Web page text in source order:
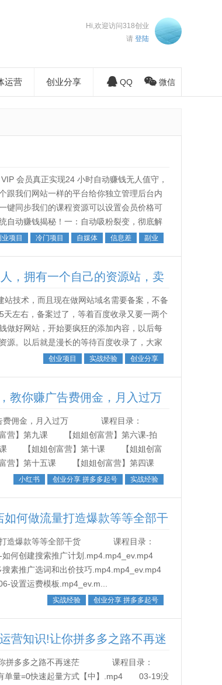
Hi,欢迎访问318创业
请 登陆
运营 创业分享 QQ 微信
会员真正实现24 小时自动赚钱无人值守，
跟我们网站一样的平台给你独立管理后台内
键同步我们的课程资源可以设置会员价格可
自动赚钱揭秘！一：自动吸粉裂变，彻底解
准流量，系统可以设...
业项目 冷门项目 自媒体 信息差 副业
，拥有一个自己的资源站，卖
技术，而且现在做网站域名需要备案，不备
左右，备案过了，等着百度收录又要一两个
做好网站，开始要疯狂的添加内容，以后每
源。以后就是漫长的等待百度收录了，大家
两年了收录也就几十...
创业项目 实战经验 创业分享
教你赚广告费佣金，月入过万
广告费佣金，月入过万 课程目录：
】第九课 【姐姐创富营】第六课-拍
【姐姐创富营】第十课 【姐姐创富
营】第十五课 【姐姐创富营】第四课
创富营】林风师兄直播 ...
小红书 创业分享 拼多多起号 实战经验
何做流量打造爆款等等全部干
打造爆款等等全部干货 课程目录：
何创建搜索推广计划.mp4.mp4_ev.mp4
素推广选词和出价技巧.mp4.mp4_ev.mp4
置运费模板.mp4_ev.m...
实战经验 创业分享 拼多多起号
营知识!让你拼多多之路不再迷
!让你拼多多之路不再迷茫 课程目录：
单量=0快速起量方式【中】.mp4 03-19没